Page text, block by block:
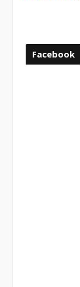
Facebook